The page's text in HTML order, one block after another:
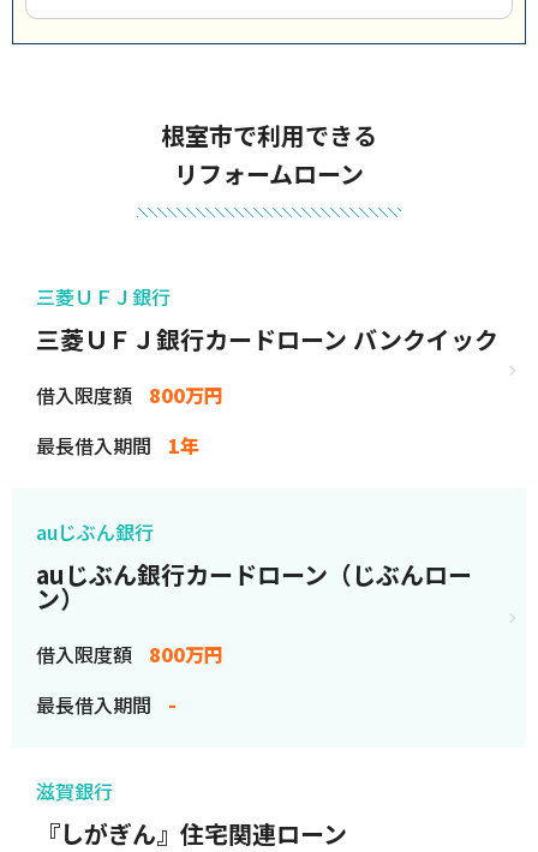
根室市で利用できる
リフォームローン
三菱ＵＦＪ銀行
三菱ＵＦＪ銀行カードローン バンクイック
借入限度額
800万円
最長借入期間
1年
auじぶん銀行
auじぶん銀行カードローン（じぶんロー
ン）
借入限度額
800万円
最長借入期間
-
滋賀銀行
『しがぎん』住宅関連ローン